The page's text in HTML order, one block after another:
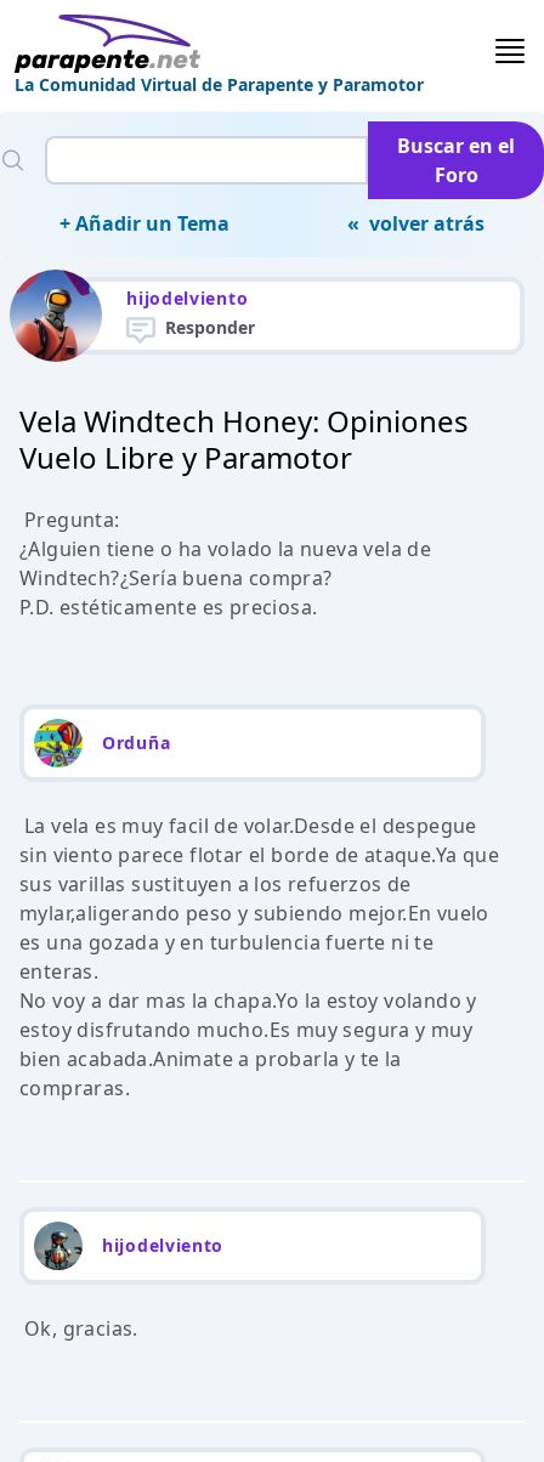
La Comunidad Virtual de Parapente y Paramotor
Buscar en el
Foro
+ Añadir un Tema
« volver atrás
hijodelviento
Responder
Vela Windtech Honey: Opiniones
Vuelo Libre y Paramotor
Pregunta:
¿Alguien tiene o ha volado la nueva vela de
Windtech?¿Sería buena compra?
P.D. estéticamente es preciosa.
Orduña
La vela es muy facil de volar.Desde el despegue
sin viento parece flotar el borde de ataque.Ya que
sus varillas sustituyen a los refuerzos de
mylar,aligerando peso y subiendo mejor.En vuelo
es una gozada y en turbulencia fuerte ni te
enteras.
No voy a dar mas la chapa.Yo la estoy volando y
estoy disfrutando mucho.Es muy segura y muy
bien acabada.Animate a probarla y te la
compraras.
hijodelviento
Ok, gracias.